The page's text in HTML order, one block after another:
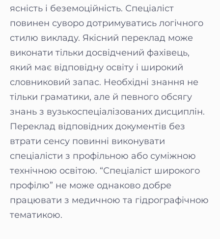
ясність і беземоційність. Спеціаліст
повинен суворо дотримуватись логічного
стилю викладу. Якісний переклад може
виконати тільки досвідчений фахівець,
який має відповідну освіту і широкий
словниковий запас. Необхідні знання не
тільки граматики, але й певного обсягу
знань з вузькоспеціалізованих дисциплін.
Переклад відповідних документів без
втрати сенсу повинні виконувати
спеціалісти з профільною або суміжною
технічною освітою. “Спеціаліст широкого
профілю” не може однаково добре
працювати з медичною та гідрографічною
тематикою.